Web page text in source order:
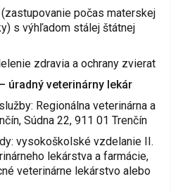
počas materskej
s výhľadom stálej štátnej
zdravia a ochrany zvierat
úradný veterinárny lekár
Regionálna veterinárna a
Súdna 22, 911 01 Trenčín
vysokoškolské vzdelanie II.
lekárstva a farmácie,
veterinárne lekárstvo alebo